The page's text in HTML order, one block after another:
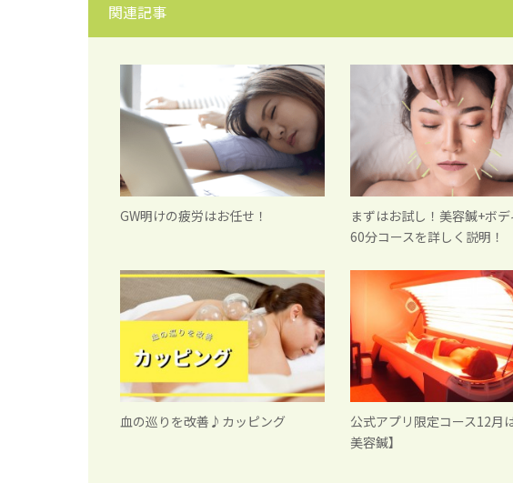
関連記事
GW明けの疲労はお任せ！
まずはお試し！美容鍼+ボデ
60分コースを詳しく説明！
血の巡りを改善♪カッピング
公式アプリ限定コース12月
美容鍼】